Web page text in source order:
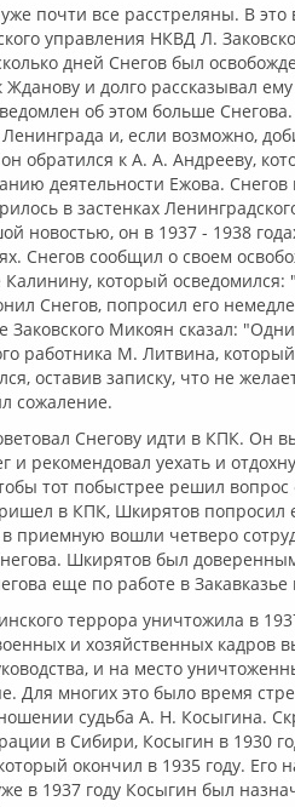
почти все расстреляны. В
управления НКВД Л.
дней Снегов был
и долго рассказывал
об этом больше
и, если возможно,
обратился к А. А. Андрееву,
деятельности Ежова. Снегов
в застенках
новостью, он в 1937 - 1938
Снегов сообщил о своем
который осведомился:
Снегов, попросил его
Заковского Микоян сказал:
работника М. Литвина,
оставив записку, что не
сожаление.
Снегову идти в КПК. Он
и рекомендовал уехать и
тот побыстрее решил
в КПК, Шкирятов
в приемную вошли четверо
Шкирятов был
еще по работе в Закавказье
террора уничтожила в
и хозяйственных кадров
и на место
Для многих это было время
судьба А. Н. Косыгина.
в Сибири, Косыгин в 1930
окончил в 1935 году.
в 1937 году Косыгин был